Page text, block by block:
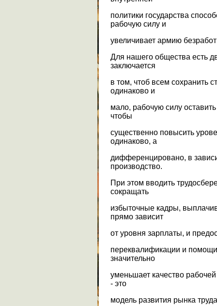
политики государства
рабочую силу и
увеличивает армию
Для нашего общества есть
заключается
в том, чтоб всем сохранить
одинаково и
мало, рабочую силу
чтобы
существенно повысить
одинаково, а
дифференцировано, в
производство.
При этом вводить
сокращать
избыточные кадры,
прямо зависит
от уровня зарплаты, и
переквалификации и
значительно
уменьшает качество
- это
модель развития рынка